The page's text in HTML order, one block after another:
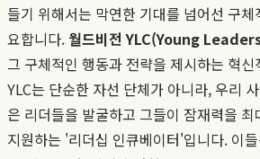
들기 위해서는 막연한 기대를 넘어선 구
요합니다. 월드비전 YLC(Young
그 구체적인 행동과 전략을 제시하는 혁
YLC는 단순한 자선 단체가 아니라, 우리
은 리더들을 발굴하고 그들이 잠재력을
지원하는 '리더십 인큐베이터'입니다. 이